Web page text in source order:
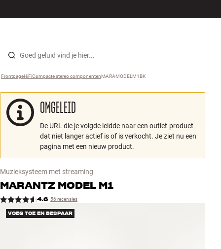
Skip to content
Luidsprekers
Koptelefoons
Surround
Tv
Systeem
Kabels
Frontpage ›
HiFi ›
Compacte stereo componenten ›
MARAMODELM1BK
OMGELEID
De URL die je volgde leidde naar een outlet-product
dat niet langer actief is of is verkocht. Je ziet nu een
pagina met een nieuw product.
Muzieksysteem met streaming
MARANTZ MODEL M1
4.6 56 recensies
VOEG TOE EN BESPAAR